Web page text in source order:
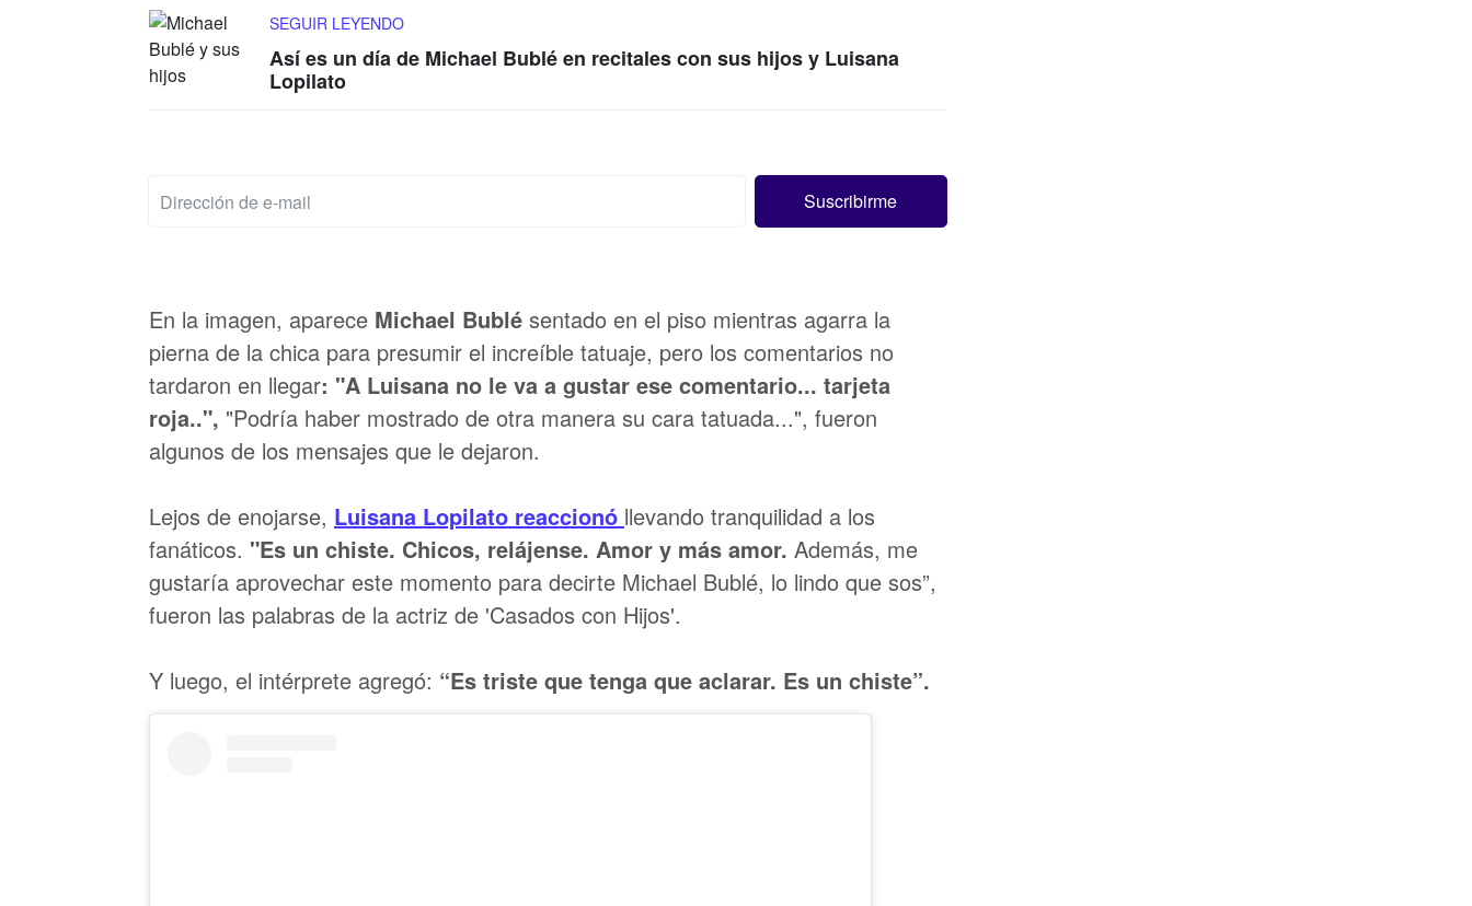
SEGUIR LEYENDO
Así es un día de Michael Bublé en recitales con sus hijos y Luisana
Lopilato
En la imagen, aparece Michael Bublé sentado en el piso mientras agarra la
pierna de la chica para presumir el increíble tatuaje, pero los comentarios no
tardaron en llegar: "A Luisana no le va a gustar ese comentario... tarjeta
roja..", "Podría haber mostrado de otra manera su cara tatuada...", fueron
algunos de los mensajes que le dejaron.
Lejos de enojarse, Luisana Lopilato reaccionó llevando tranquilidad a los
fanáticos. "Es un chiste. Chicos, relájense. Amor y más amor. Además, me
gustaría aprovechar este momento para decirte Michael Bublé, lo lindo que sos”,
fueron las palabras de la actriz de 'Casados con Hijos'.
Y luego, el intérprete agregó: “Es triste que tenga que aclarar. Es un chiste”.